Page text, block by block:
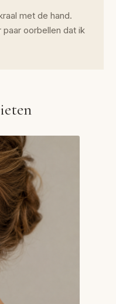
met de hand.
oorbellen dat ik